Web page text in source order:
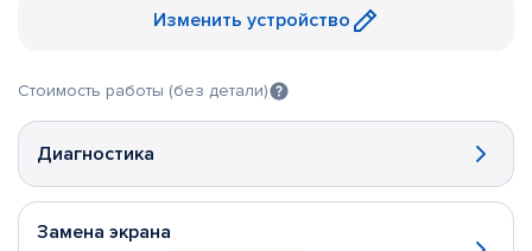
Изменить устройство
Стоимость работы (без детали)
Диагностика
Замена экрана